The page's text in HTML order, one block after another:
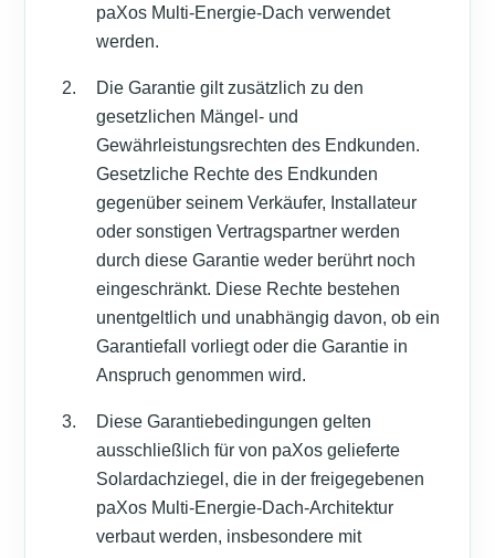
paXos Multi-Energie-Dach verwendet
werden.
Die Garantie gilt zusätzlich zu den
gesetzlichen Mängel- und
Gewährleistungsrechten des Endkunden.
Gesetzliche Rechte des Endkunden
gegenüber seinem Verkäufer, Installateur
oder sonstigen Vertragspartner werden
durch diese Garantie weder berührt noch
eingeschränkt. Diese Rechte bestehen
unentgeltlich und unabhängig davon, ob ein
Garantiefall vorliegt oder die Garantie in
Anspruch genommen wird.
Diese Garantiebedingungen gelten
ausschließlich für von paXos gelieferte
Solardachziegel, die in der freigegebenen
paXos Multi-Energie-Dach-Architektur
verbaut werden, insbesondere mit